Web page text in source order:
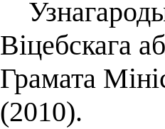
Віцебскага
Грамата
(2010).